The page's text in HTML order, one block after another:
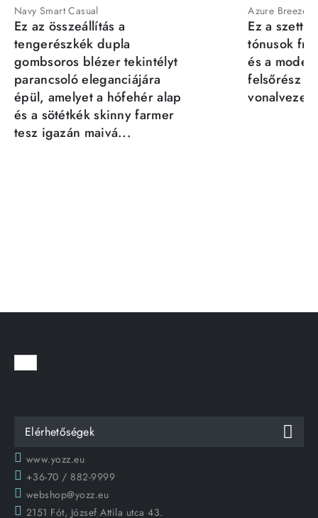
Navy Smart Casual
Ez az összeállítás a
tengerészkék dupla
gombsoros blézer tekintélyt
parancsoló eleganciájára
épül, amelyet a hófehér alap
és a sötétkék skinny farmer
tesz igazán maivá...
Azure Breeze
Ez a szett
tónusok
és a
felsőrész
Elérhetőségek
www.yozz.eu
+36-70 / 882-9999
webshop@yozz.eu
2151 Fót, József Attila utca 43.